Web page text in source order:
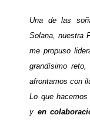
Una de las
Solana, nuestra
me propuso
grandísimo
afrontamos con
Lo que
y en